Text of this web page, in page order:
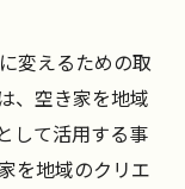
変えるための取
、空き家を地域
して活用する事
を地域のクリエ